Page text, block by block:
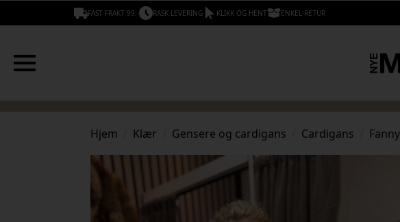
FAST FRAKT 99,- RASK LEVERING KLIKK OG HENT ENKEL RETUR
Hjem Klær Gensere og cardigans Cardigans